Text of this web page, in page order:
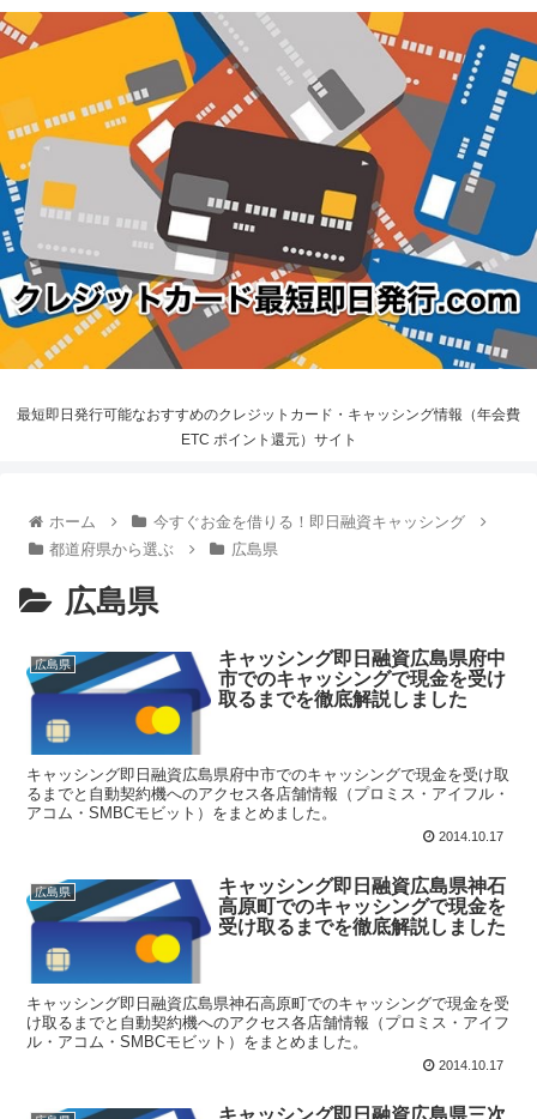
最短即日発行可能なおすすめのクレジットカード・キャッシング情報（年会費
ETC ポイント還元）サイト
ホーム
今すぐお金を借りる！即日融資キャッシング
都道府県から選ぶ
広島県
広島県
広島県
キャッシング即日融資広島県府中
市でのキャッシングで現金を受け
取るまでを徹底解説しました
キャッシング即日融資広島県府中市でのキャッシングで現金を受け取
るまでと自動契約機へのアクセス各店舗情報（プロミス・アイフル・
アコム・SMBCモビット）をまとめました。
2014.10.17
広島県
キャッシング即日融資広島県神石
高原町でのキャッシングで現金を
受け取るまでを徹底解説しました
キャッシング即日融資広島県神石高原町でのキャッシングで現金を受
け取るまでと自動契約機へのアクセス各店舗情報（プロミス・アイフ
ル・アコム・SMBCモビット）をまとめました。
2014.10.17
キャッシング即日融資広島県三次